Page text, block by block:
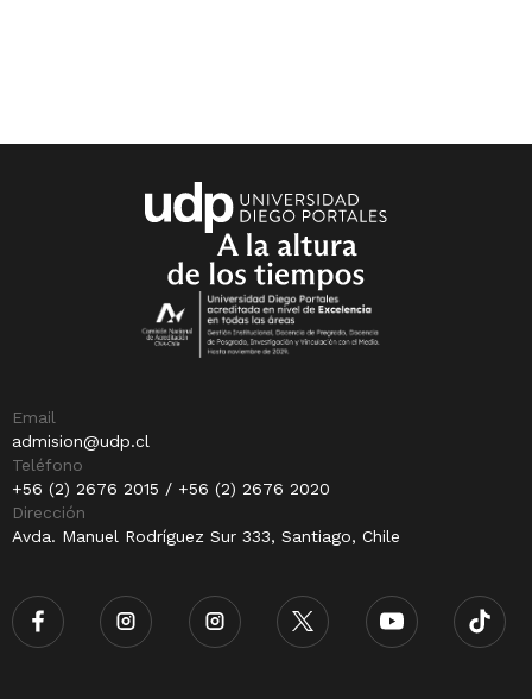
Email
admision@udp.cl
Teléfono
+56 (2) 2676 2015 / +56 (2) 2676 2020
Dirección
Avda. Manuel Rodríguez Sur 333, Santiago, Chile